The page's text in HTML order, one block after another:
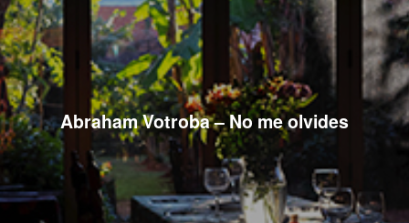
Abraham Votroba – No me olvides